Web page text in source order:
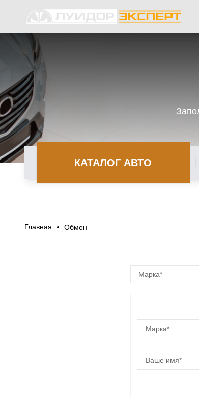
КАТАЛОГ АВТО
Главная Обмен
Марка*